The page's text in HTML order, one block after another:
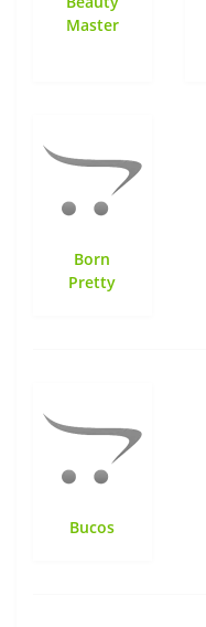
Master
Born
Pretty
Bucos